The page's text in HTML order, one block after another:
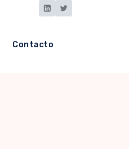
Contacto